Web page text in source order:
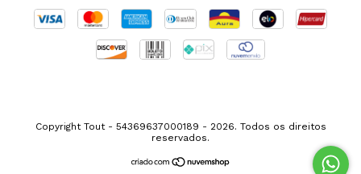
Copyright Tout - 54369637000189 - 2026. Todos os direitos
reservados.